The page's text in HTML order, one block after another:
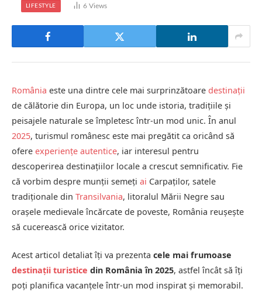
LIFESTYLE 6 Views
România este una dintre cele mai surprinzătoare destinații
de călătorie din Europa, un loc unde istoria, tradițiile și
peisajele naturale se împletesc într-un mod unic. În anul
2025, turismul românesc este mai pregătit ca oricând să
ofere experiențe autentice, iar interesul pentru
descoperirea destinațiilor locale a crescut semnificativ. Fie
că vorbim despre munții semeți ai Carpaților, satele
tradiționale din Transilvania, litoralul Mării Negre sau
orașele medievale încărcate de poveste, România reușește
să cucerească orice vizitator.
Acest articol detaliat îți va prezenta cele mai frumoase
destinații turistice din România în 2025, astfel încât să îți
poți planifica vacanțele într-un mod inspirat și memorabil.